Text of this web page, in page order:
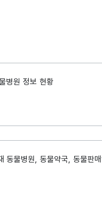
병원 정보 현황
동물병원, 동물약국, 동물판